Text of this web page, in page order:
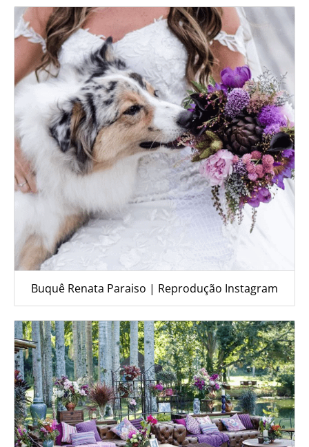
Buquê Renata Paraiso | Reprodução Instagram